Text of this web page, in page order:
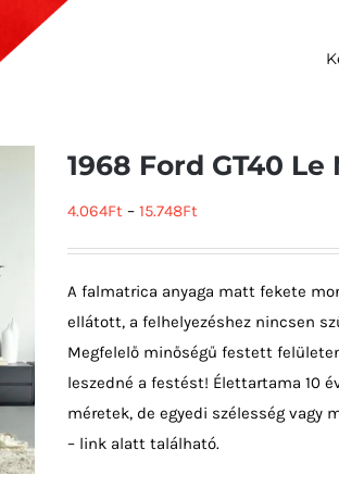
1968 Ford GT40 Le
4.064Ft – 15.748Ft
A falmatrica anyaga matt fekete
ellátott, a felhelyezéshez nincsen
Megfelelő minőségű festett
leszedné a festést! Élettartama 10
méretek, de egyedi szélesség vagy
– link alatt található.